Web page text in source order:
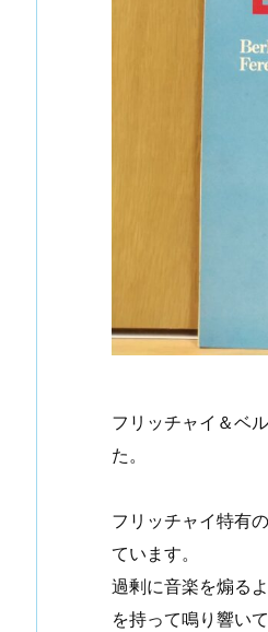
フリッチャイ＆ベ
た。
フリッチャイ特有
ています。
過剰に音楽を煽る
を持って鳴り響いて